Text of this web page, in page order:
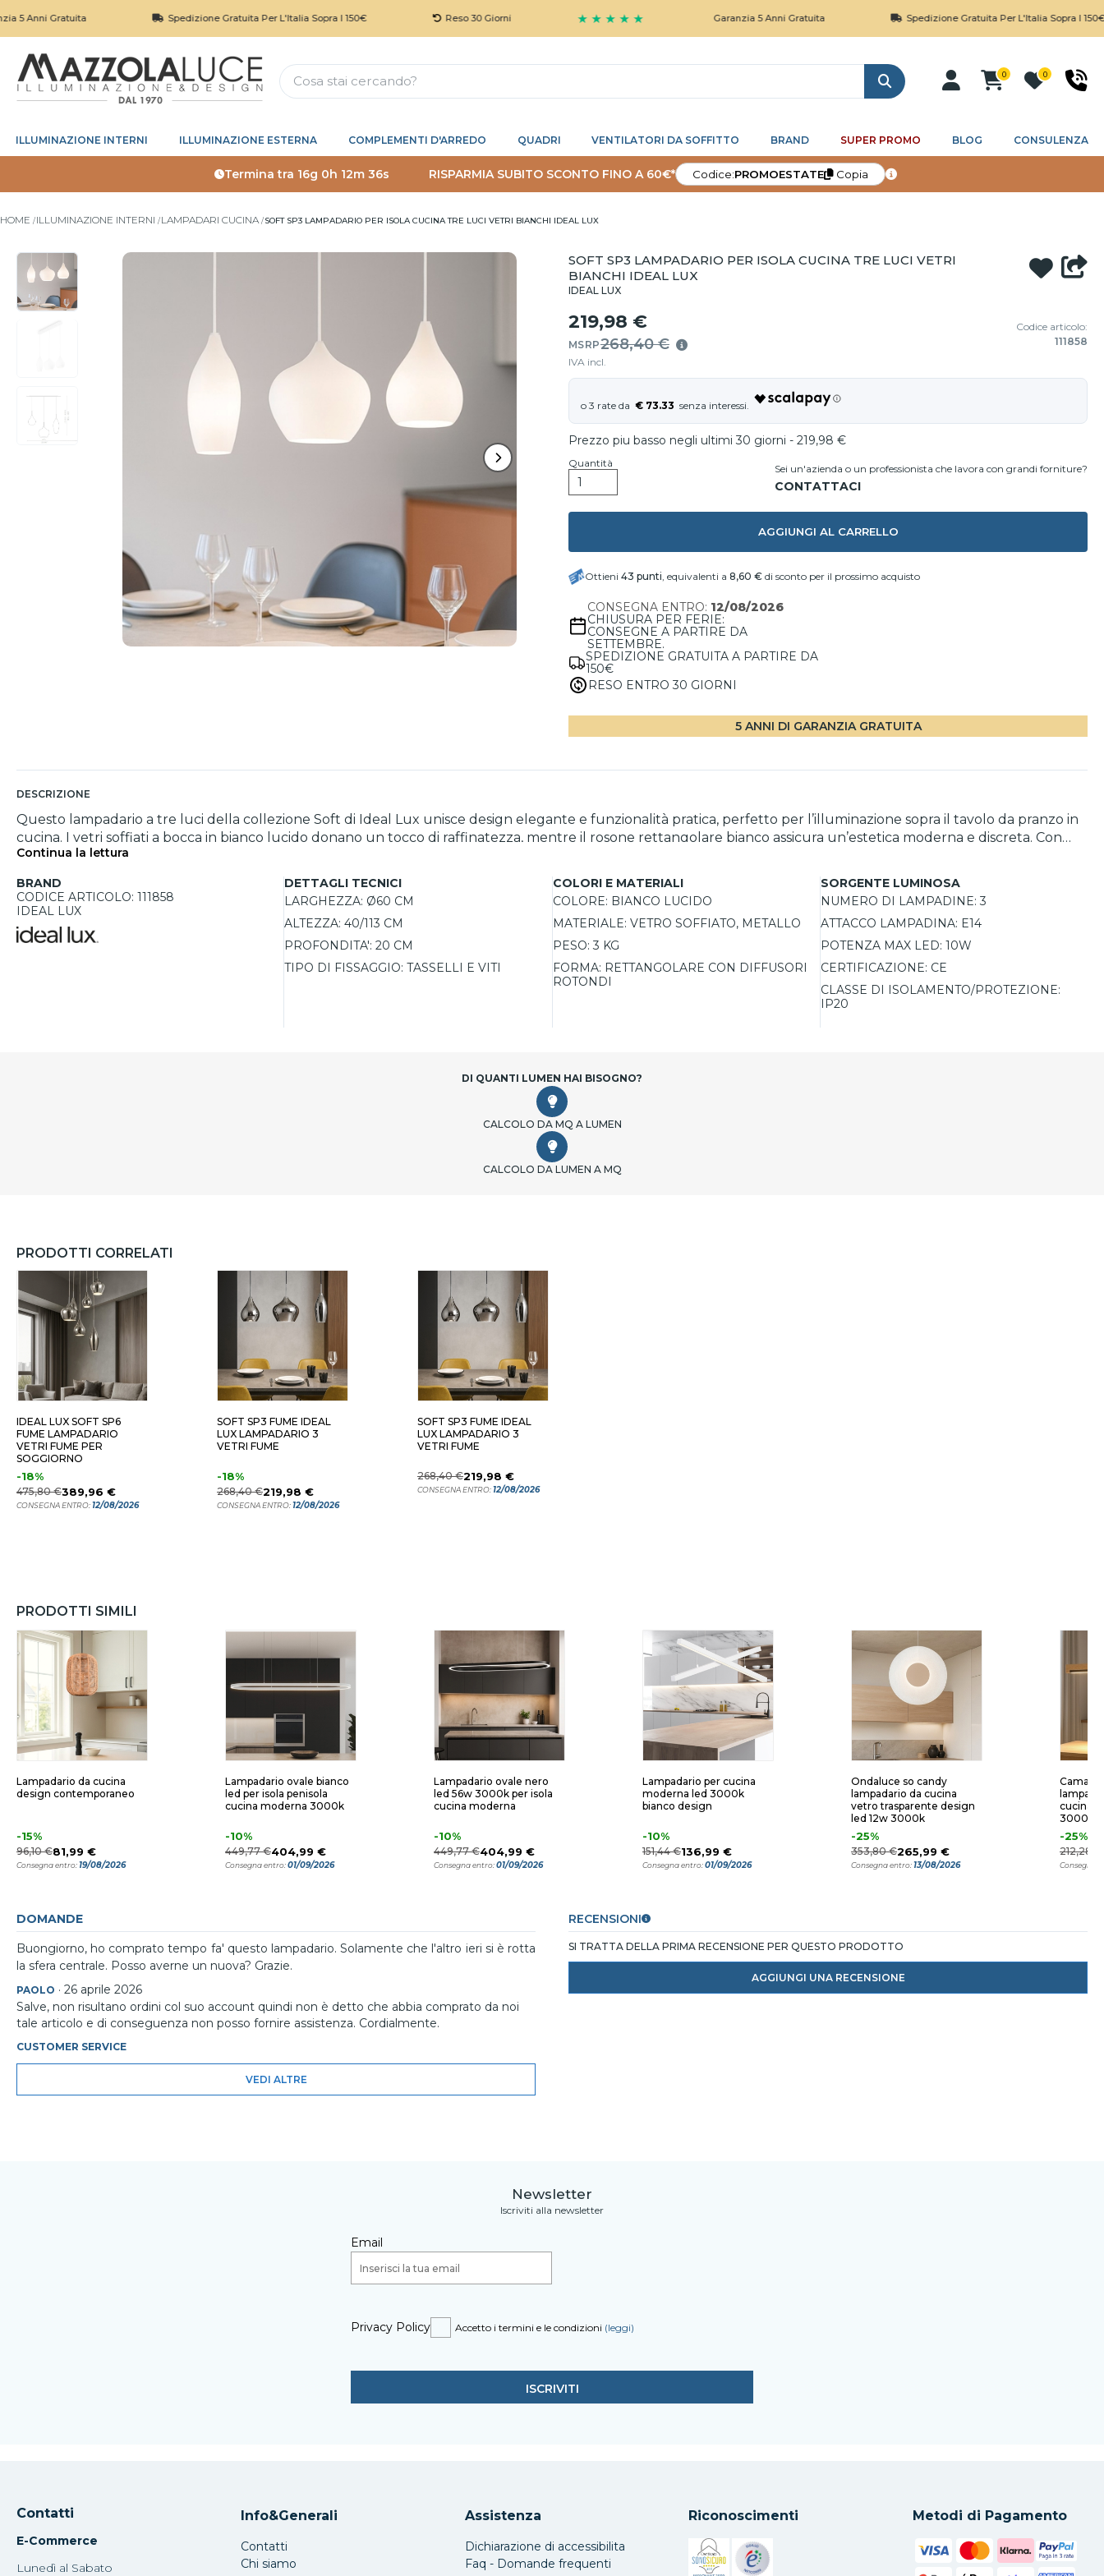
Gratuita Spedizione Gratuita Per L'Italia Sopra I 150€ Reso 30 Giorni ★ ★ ★ ★ ★ Garanzia 5 Anni Gratuita Spedizione Gratuita Per L'Italia Sopra I 150€
Cerca
0 0
ILLUMINAZIONE INTERNI ILLUMINAZIONE ESTERNA COMPLEMENTI D'ARREDO QUADRI VENTILATORI DA SOFFITTO BRAND SUPER PROMO BLOG CONSULENZA
Termina tra 16g 0h 12m 35s RISPARMIA SUBITO SCONTO FINO A 60€* Codice:PROMOESTATE Copia
HOME ILLUMINAZIONE INTERNI LAMPADARI CUCINA SOFT SP3 LAMPADARIO PER ISOLA CUCINA TRE LUCI VETRI BIANCHI IDEAL LUX
SOFT SP3 LAMPADARIO PER ISOLA CUCINA TRE LUCI VETRI
BIANCHI IDEAL LUX
IDEAL LUX
219,98 €
MSRP268,40 €
IVA incl.
Codice articolo:
111858
€ 73.33
Prezzo piu basso negli ultimi 30 giorni - 219,98 €
Quantità Sei un'azienda o un professionista che lavora con grandi forniture?
AGGIUNGI AL CARRELLO
Ottieni 43 punti, equivalenti a 8,60 € di sconto per il prossimo acquisto
CONSEGNA ENTRO: 12/08/2026
CHIUSURA PER FERIE:
CONSEGNE A PARTIRE DA
SETTEMBRE.
SPEDIZIONE GRATUITA A PARTIRE DA
150€
RESO ENTRO 30 GIORNI
5 ANNI DI GARANZIA GRATUITA
DESCRIZIONE
Questo lampadario a tre luci della collezione Soft di Ideal Lux unisce design elegante e funzionalità pratica, perfetto per l’illuminazione sopra il tavolo da pranzo in
cucina. I vetri soffiati a bocca in bianco lucido donano un tocco di raffinatezza, mentre il rosone rettangolare bianco assicura un’estetica moderna e discreta. Con
un’installazione semplice e cavi regolabili per personalizzare l’altezza, questa lampada è ideale per creare un’illuminazione focalizzata e diretta. Compatibile con
lampadine a LED o a risparmio energetico, offre una soluzione ecologica senza rinunciare a stile e qualità.
Continua la lettura
BRAND
CODICE ARTICOLO: 111858
IDEAL LUX
DETTAGLI TECNICI
LARGHEZZA: Ø60 CM
ALTEZZA: 40/113 CM
PROFONDITA': 20 CM
TIPO DI FISSAGGIO: TASSELLI E VITI
COLORI E MATERIALI
COLORE: BIANCO LUCIDO
MATERIALE: VETRO SOFFIATO, METALLO
PESO: 3 KG
FORMA: RETTANGOLARE CON DIFFUSORI
ROTONDI
SORGENTE LUMINOSA
NUMERO DI LAMPADINE: 3
ATTACCO LAMPADINA: E14
POTENZA MAX LED: 10W
CERTIFICAZIONE: CE
CLASSE DI ISOLAMENTO/PROTEZIONE:
IP20
DI QUANTI LUMEN HAI BISOGNO?
CALCOLO DA MQ A LUMEN
CALCOLO DA LUMEN A MQ
PRODOTTI CORRELATI
IDEAL LUX SOFT SP6
FUME LAMPADARIO
VETRI FUME PER
SOGGIORNO
-18%
475,80 €389,96 €
CONSEGNA ENTRO:12/08/2026
SOFT SP3 FUME IDEAL
LUX LAMPADARIO 3
VETRI FUME
-18%
268,40 €219,98 €
CONSEGNA ENTRO:12/08/2026
SOFT SP3 FUME IDEAL
LUX LAMPADARIO 3
VETRI FUME
268,40 €219,98 €
CONSEGNA ENTRO:12/08/2026
PRODOTTI SIMILI
Lampadario da cucina
design contemporaneo
-15%
96,10 €81,99 €
Consegna entro:19/08/2026
Lampadario ovale bianco
led per isola penisola
cucina moderna 3000k
-10%
449,77 €404,99 €
Consegna entro:01/09/2026
Lampadario ovale nero
led 56w 3000k per isola
cucina moderna
-10%
449,77 €404,99 €
Consegna entro:01/09/2026
Lampadario per cucina
moderna led 3000k
bianco design
-10%
151,44 €136,99 €
Consegna entro:01/09/2026
Ondaluce so candy
lampadario da cucina
vetro trasparente design
led 12w 3000k
-25%
353,80 €265,99 €
Consegna entro:13/08/2026
cucina
3000k
-25%
212,28 €
Consegna
DOMANDE
Buongiorno, ho comprato tempo fa' questo lampadario. Solamente che l'altro ieri si è rotta
la sfera centrale. Posso averne un nuova? Grazie.
PAOLO · 26 aprile 2026
Salve, non risultano ordini col suo account quindi non è detto che abbia comprato da noi
tale articolo e di conseguenza non posso fornire assistenza. Cordialmente.
CUSTOMER SERVICE
VEDI ALTRE
RECENSIONI
SI TRATTA DELLA PRIMA RECENSIONE PER QUESTO PRODOTTO
AGGIUNGI UNA RECENSIONE
Newsletter
Iscriviti alla newsletter
Email
Privacy Policy Accetto i termini e le condizioni (leggi)
Contatti
E-Commerce
Lunedì al Sabato
Info&Generali
Contatti
Chi siamo
Assistenza
Dichiarazione di accessibilita
Faq - Domande frequenti
Riconoscimenti Metodi di Pagamento